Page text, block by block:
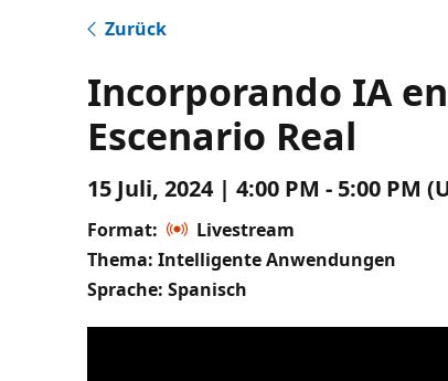
Zurück
Incorporando IA
Escenario Real
15 Juli, 2024 | 4:00 PM - 5:00 PM
Format:
Livestream
Thema: Intelligente Anwendungen
Sprache: Spanisch